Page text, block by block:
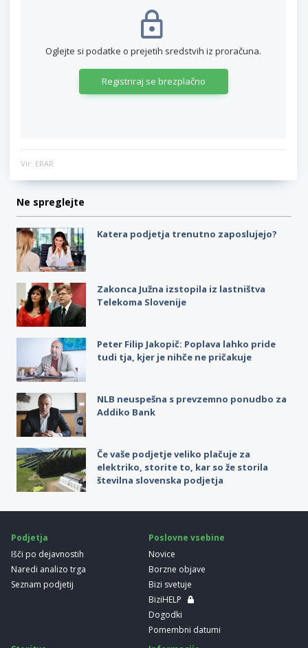
Oglejte si podatke o prejetih sredstvih iz proračuna.
Registriraj se brezplačno
Vir: ERAR
Ne spreglejte
Katera podjetja trenutno zaposlujejo?
Zakonca Južna izstopila iz lastništva
Telekoma Slovenije
Peter Filip Jakopič: Poplava lahko pride
tudi tja, kjer je nihče ne pričakuje
NLB neuspešna s prevzemno ponudbo za
Addiko Bank
Če vaše podjetje veliko plačuje za
elektriko, storite to, kar so že storila
številna slovenska podjetja
Podjetja
Išči po dejavnostih
Naredi analizo trga
Seznam podjetij
Poslovne vsebine
Novice
Borzne objave
Bizi svetuje
BiziHELP
Dogodki
Pomembni datumi